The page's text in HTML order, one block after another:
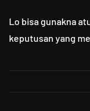
Lo bisa gunakna
keputusan yang